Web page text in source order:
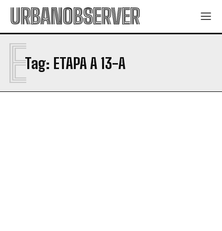
URBANOBSERVER
Tag: ETAPA A 13-A
E